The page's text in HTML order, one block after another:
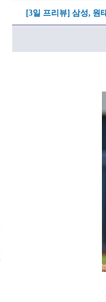
[3일 프리뷰] 삼성, 원